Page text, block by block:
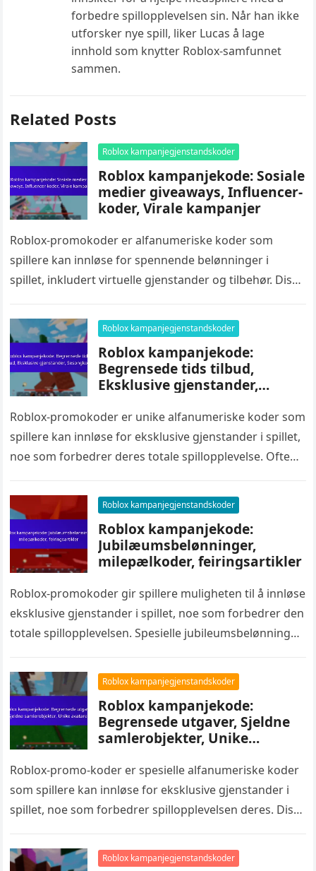
forbedre spillopplevelsen sin. Når han ikke
utforsker nye spill, liker Lucas å lage
innhold som knytter Roblox-samfunnet
sammen.
Related Posts
Roblox kampanjegjenstandskoder
Roblox kampanjekode: Sosiale
medier giveaways, Influencer-
koder, Virale kampanjer
Roblox-promokoder er alfanumeriske koder som
spillere kan innløse for spennende belønninger i
spillet, inkludert virtuelle gjenstander og tilbehør. Disse
som Twitter,…
Roblox kampanjegjenstandskoder
Roblox kampanjekode:
Begrensede tids tilbud,
Eksklusive gjenstander,
Roblox-promokoder er unike alfanumeriske koder som
spillere kan innløse for eksklusive gjenstander i spillet,
noe som forbedrer deres totale spillopplevelse. Ofte
Roblox kampanjegjenstandskoder
Roblox kampanjekode:
Jubilæumsbelønninger,
milepælkoder, feiringsartikler
Roblox-promokoder gir spillere muligheten til å innløse
eksklusive gjenstander i spillet, noe som forbedrer den
totale spillopplevelsen. Spesielle jubileumsbelønninger
hendelser,…
Roblox kampanjegjenstandskoder
Roblox kampanjekode:
Begrensede utgaver, Sjeldne
samlerobjekter, Unike
Roblox-promo-koder er spesielle alfanumeriske koder
som spillere kan innløse for eksklusive gjenstander i
spillet, noe som forbedrer spillopplevelsen deres. Disse
…
Roblox kampanjegjenstandskoder